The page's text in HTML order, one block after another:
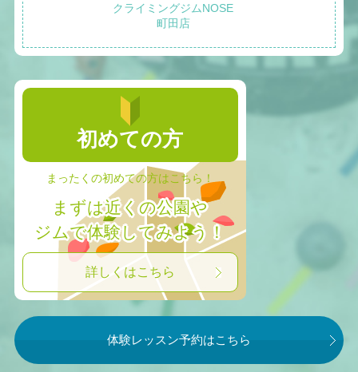
クライミングジムNOSE
町田店
初めての方
まったくの初めての方はこちら！
まずは近くの公園や
ジムで体験してみよう！
詳しくはこちら
体験レッスン予約はこちら